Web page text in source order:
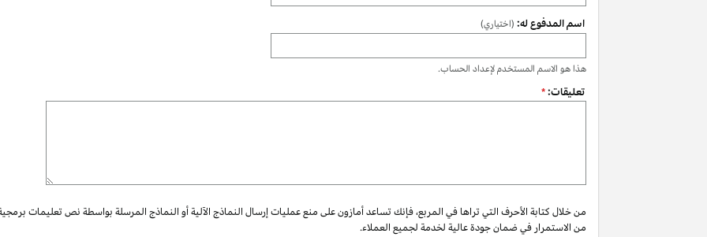
اسم المدفوع له: (اختياري)
هذا هو الاسم المستخدم لإعداد الحساب.
تعليقات:*
من خلال كتابة الأحرف التي تراها في المربع، فإنك تساعد أمازون على منع عمليات إرسال النماذج الآلية أو النماذج المرسلة بواسطة نص تعليمات
من الاستمرار في ضمان جودة عالية لخدمة لجميع العملاء.